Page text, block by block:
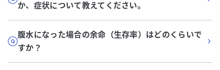
か、症状について教えてください。
腹水になった場合の余命（生存率）はどのくらいで
すか？